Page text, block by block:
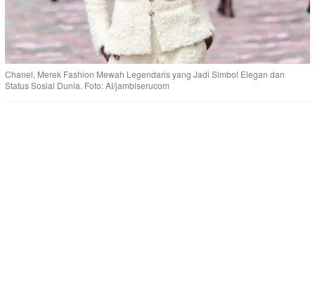
Chanel, Merek Fashion Mewah Legendaris yang Jadi Simbol Elegan dan
Status Sosial Dunia. Foto: AI/jambiserucom